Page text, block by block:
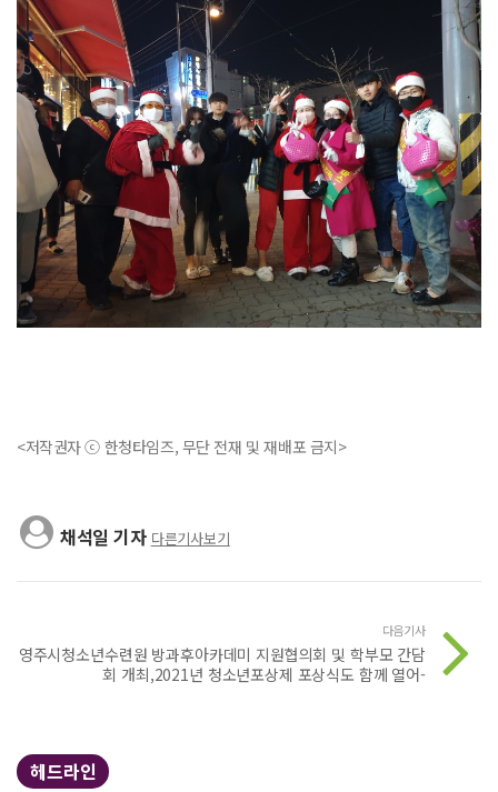
<저작권자 ⓒ 한청타임즈, 무단 전재 및 재배포 금지>
채석일 기자 다른기사보기
다음기사
영주시청소년수련원 방과후아카데미 지원협의회 및 학부모 간담
회 개최,2021년 청소년포상제 포상식도 함께 열어-
헤드라인